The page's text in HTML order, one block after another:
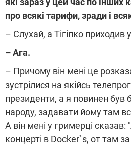
про всякі тарифи, зради і
– Слухай, а Тігіпко приходив
– Ага.
– Причому він мені це
зустрілися на якійсь
президенти, а я повинен був
народу, задавати йому там
А він мені у гримерці
концерті в Docker`s, от там